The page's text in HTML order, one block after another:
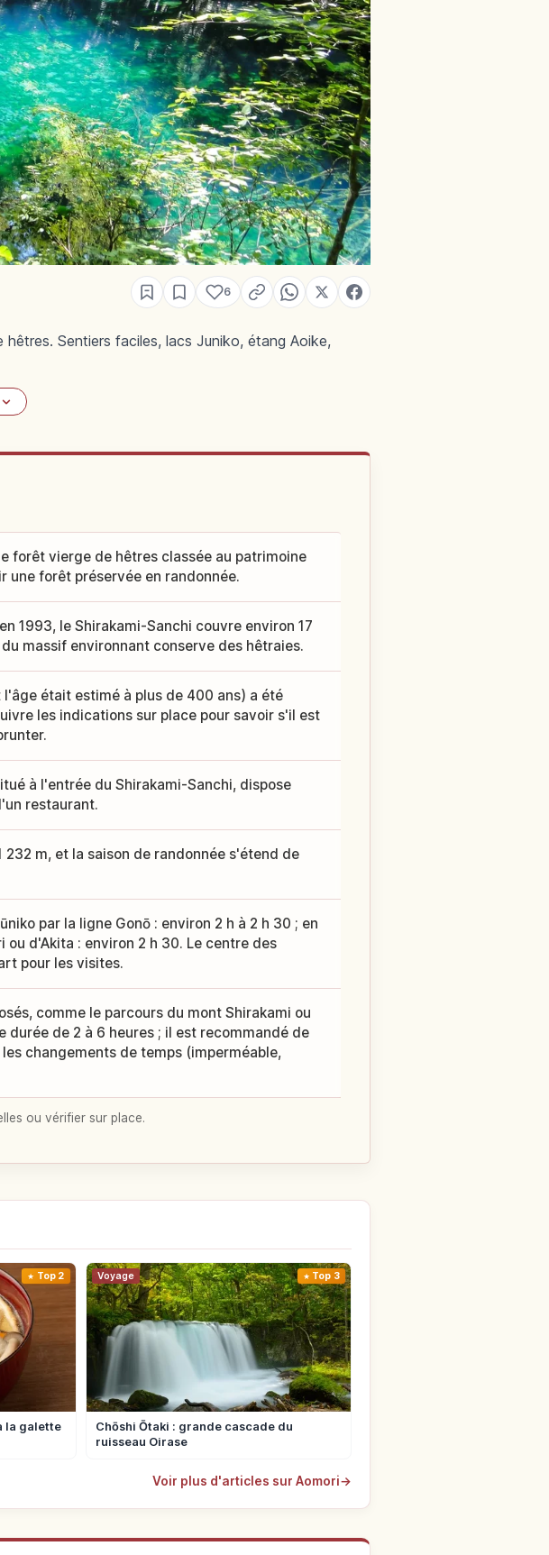
6
Sentiers faciles, lacs Juniko, étang Aoike,
forêt vierge de hêtres classée au patrimoine
une forêt préservée en randonnée.
1993, le Shirakami-Sanchi couvre environ 17
massif environnant conserve des hêtraies.
était estimé à plus de 400 ans) a été
les indications sur place pour savoir s'il est
à l'entrée du Shirakami-Sanchi, dispose
restaurant.
232 m, et la saison de randonnée s'étend de
par la ligne Gonō : environ 2 h à 2 h 30 ; en
d'Akita : environ 2 h 30. Le centre des
pour les visites.
comme le parcours du mont Shirakami ou
durée de 2 à 6 heures ; il est recommandé de
changements de temps (imperméable,
ou vérifier sur place.
Top 2
la galette
Voyage Top 3
Chōshi Ōtaki : grande cascade du
ruisseau Oirase
Voir plus d'articles sur Aomori→